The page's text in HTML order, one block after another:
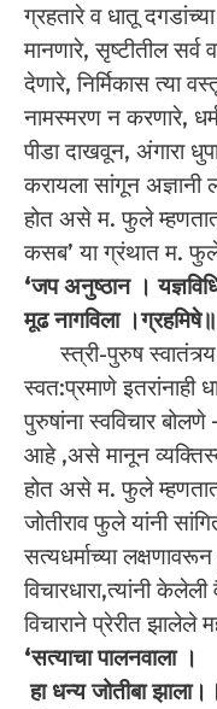
ग्रहतारे व धातू दगडांच्या
मानणारे, सृष्टीतील सर्व
देणारे, निर्मिकास त्या
नामस्मरण न करणारे,
पीडा दाखवून, अंगारा
करायला सांगून अज्ञानी
होत असे म. फुले म्हणतात
कसब’ या ग्रंथात म.
‘जप अनुष्ठान ।
मूढ नागविला ।ग्रहमिषे॥
स्त्री-पुरुष स्वातंत्र्य,
स्वत:प्रमाणे इतरांनाही
पुरुषांना स्वविचार
आहे ,असे मानून
होत असे म. फुले
जोतीराव फुले यांनी
सत्यधर्माच्या लक्षणावरून
विचारधारा,त्यांनी
विचाराने प्रेरीत झालेले
‘सत्याचा पालनवाला ।
हा धन्य जोतीबा झाला।।